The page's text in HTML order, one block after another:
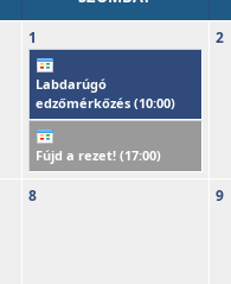
1
Labdarúgó
edzőmérkőzés (10:00)
Fújd a rezet! (17:00)
2
8 9